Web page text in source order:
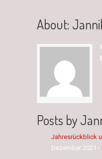
About:
Posts by
Jahresrückblick
Dezember 2021 -